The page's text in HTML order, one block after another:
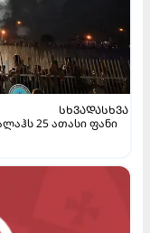
ᲡᲮᲕᲐᲓᲐᲡᲮᲕᲐ
25 ათასი ფანი